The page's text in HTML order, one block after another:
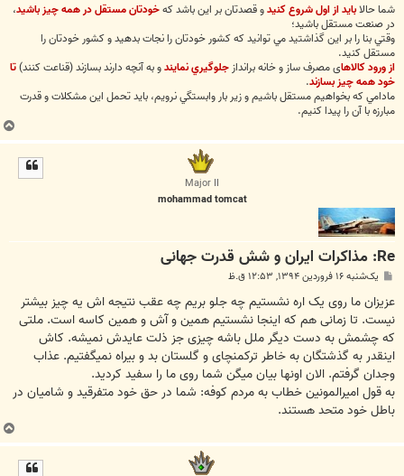
شما حالابايد از اول شروع كنيدو قصدتان بر اين باشد كهخودتان مستقل در همه چيز باشيد،
در صنعت مستقل باشيد؛
وقتي بنا را بر اين گذاشتيد مي توانيد كه كشور خودتان را نجات بدهيد و كشور خودتان را
مستقل كنيد.
از ورود كالاھای مصرف ساز و خانه برانداز جلوگيري نمايندو به آنچه دارند بسازند (قناعت کنند)تا
خود ھمه چيز بسازند.
مادامي كه بخواهيم مستقل باشيم و زير بار وابستگي نرويم، بايد تحمل اين مشكلات و قدرت
مبارزه با آن را پيدا كنيم.
ب
ا
Major II
mohammad tomcat
Re: مذاکرات ایران و شش قدرت جهانی
پ
ت
یک‌شنبه ۱۶ فروردین ۱۳۹۴, ۱۲:۵۳ ق.ظ
عزیزان ما روی یک اره نشستیم چه جلو بریم چه عقب نتیجه اش یه چیز بیشتر
نیست. تا زمانی هم که اینجا نشستیم همین و آش و همین کاسه است. ملتی
که چشمش به دست دیگر ملل باشه چیزی جز ذلت عایدش نمیشه. کاش
اینقدر به گذشتگان به خاطر ترکمنچای و گلستان بد و بیراه نمیگفتیم. عذاب
وجدان گرفتم. الان اونها بیان میگن شما روی ما را سفید کردید.
به قول امیرالمونین خطاب به مردم کوفه: شما در حق خود متفرقید و شامیان در
باطل خود متحد هستند.
ب
ا